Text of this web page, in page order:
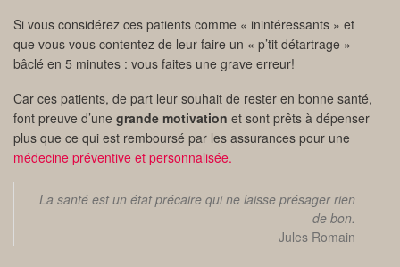
Si vous considérez ces patients comme « inintéressants » et
que vous vous contentez de leur faire un « p’tit détartrage »
bâclé en 5 minutes : vous faites une grave erreur!
Car ces patients, de part leur souhait de rester en bonne santé,
font preuve d’une grande motivation et sont prêts à dépenser
plus que ce qui est remboursé par les assurances pour une
médecine préventive et personnalisée.
La santé est un état précaire qui ne laisse présager rien
de bon.
Jules Romain